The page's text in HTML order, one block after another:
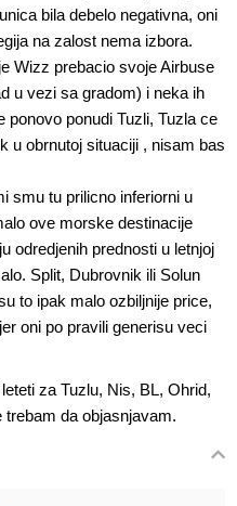
bila debelo negativna, oni
na zalost nema izbora.
Wizz prebacio svoje Airbuse
u vezi sa gradom) i neka ih
ponovo ponudi Tuzli, Tuzla ce
u obrnutoj situaciji , nisam bas
smu tu prilicno inferiorni u
ove morske destinacije
odredjenih prednosti u letnjoj
Split, Dubrovnik ili Solun
to ipak malo ozbiljnije price,
oni po pravili generisu veci
za Tuzlu, Nis, BL, Ohrid,
da objasnjavam.